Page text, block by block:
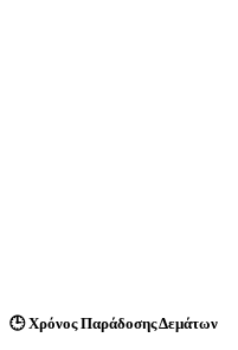
🕒Χρόνος Παράδοσης Δεμάτων